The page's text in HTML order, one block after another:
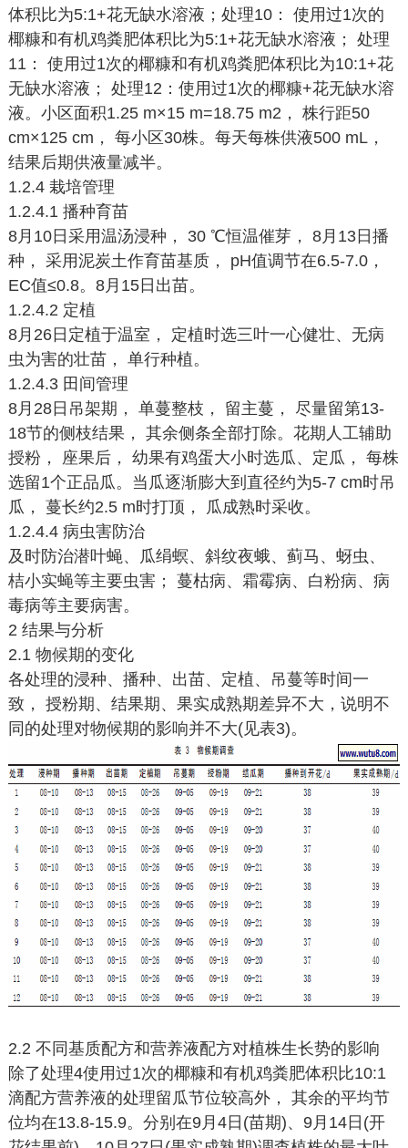
体积比为5:1+花无缺水溶液；处理10： 使用过1次的
椰糠和有机鸡粪肥体积比为5:1+花无缺水溶液； 处理
11： 使用过1次的椰糠和有机鸡粪肥体积比为10:1+花
无缺水溶液； 处理12：使用过1次的椰糠+花无缺水溶
液。小区面积1.25 m×15 m=18.75 m2， 株行距50
cm×125 cm， 每小区30株。每天每株供液500 mL，
结果后期供液量减半。
1.2.4 栽培管理
1.2.4.1 播种育苗
8月10日采用温汤浸种， 30 ℃恒温催芽， 8月13日播
种， 采用泥炭土作育苗基质， pH值调节在6.5-7.0，
EC值≤0.8。8月15日出苗。
1.2.4.2 定植
8月26日定植于温室， 定植时选三叶一心健壮、无病
虫为害的壮苗， 单行种植。
1.2.4.3 田间管理
8月28日吊架期， 单蔓整枝， 留主蔓， 尽量留第13-
18节的侧枝结果， 其余侧条全部打除。花期人工辅助
授粉， 座果后， 幼果有鸡蛋大小时选瓜、定瓜， 每株
选留1个正品瓜。当瓜逐渐膨大到直径约为5-7 cm时吊
瓜， 蔓长约2.5 m时打顶， 瓜成熟时采收。
1.2.4.4 病虫害防治
及时防治潜叶蝇、瓜绢螟、斜纹夜蛾、蓟马、蚜虫、
桔小实蝇等主要虫害； 蔓枯病、霜霉病、白粉病、病
毒病等主要病害。
2 结果与分析
2.1 物候期的变化
各处理的浸种、播种、出苗、定植、吊蔓等时间一
致， 授粉期、结果期、果实成熟期差异不大，说明不
同的处理对物候期的影响并不大(见表3)。
2.2 不同基质配方和营养液配方对植株生长势的影响
除了处理4使用过1次的椰糠和有机鸡粪肥体积比10:1
滴配方营养液的处理留瓜节位较高外， 其余的平均节
位均在13.8-15.9。分别在9月4日(苗期)、9月14日(开